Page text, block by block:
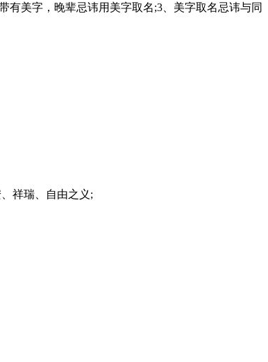
有美字，晚辈忌讳用美字取名;3、美字取名忌讳与同
祥瑞、自由之义;